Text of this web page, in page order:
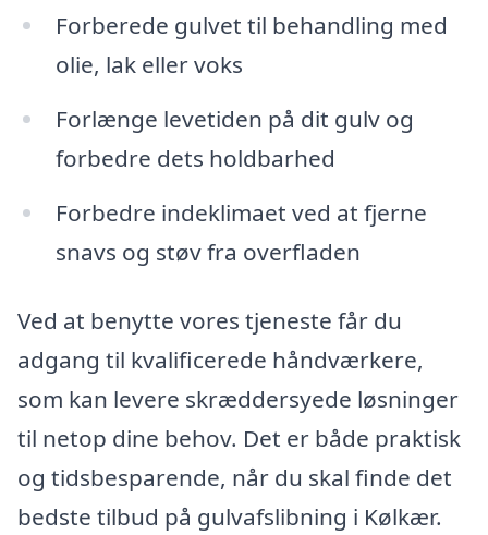
Forberede gulvet til behandling med
olie, lak eller voks
Forlænge levetiden på dit gulv og
forbedre dets holdbarhed
Forbedre indeklimaet ved at fjerne
snavs og støv fra overfladen
Ved at benytte vores tjeneste får du
adgang til kvalificerede håndværkere,
som kan levere skræddersyede løsninger
til netop dine behov. Det er både praktisk
og tidsbesparende, når du skal finde det
bedste tilbud på gulvafslibning i Kølkær.